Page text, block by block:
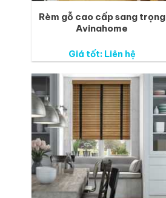
Rèm gỗ cao cấp sang trọng
Avinahome
Giá tốt: Liên hệ